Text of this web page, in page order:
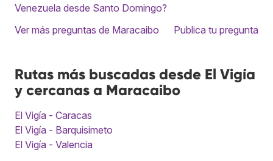
Venezuela desde Santo Domingo?
Ver más preguntas de Maracaibo
Publica tu pregunta
Rutas más buscadas desde El Vigía
y cercanas a Maracaibo
El Vigía - Caracas
El Vigía - Barquisimeto
El Vigía - Valencia